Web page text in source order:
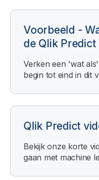
Voorbeeld -
de Qlik
Verken een 'wat
begin tot eind in dit
Qlik Predict
Bekijk onze korte
gaan met machine